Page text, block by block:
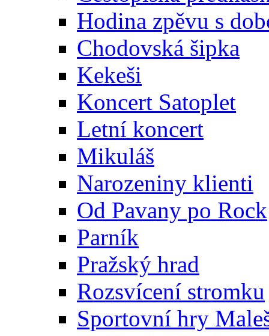
Hodina zpěvu s
Chodovská šipka
Kekeši
Koncert Satoplet
Letní koncert
Mikuláš
Narozeniny klienti
Od Pavany po Rock
Parník
Pražský hrad
Rozsvícení stromku
Sportovní hry